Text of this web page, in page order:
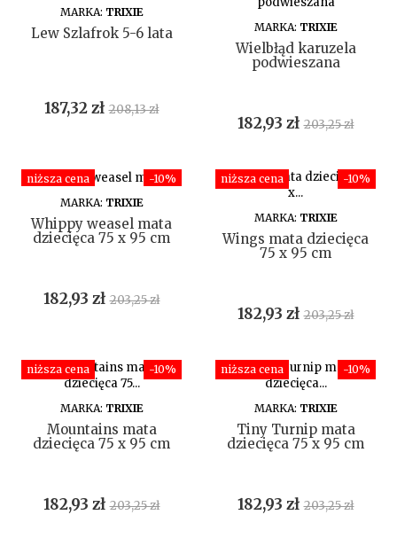
DO KOSZYKA
MARKA: TRIXIE
Lew Szlafrok 5-6 lata
Cena
187,32 zł Cena
208,13 zł
DO KOSZYKA
MARKA: TRIXIE
Wielbłąd karuzela
podwieszana
Cena
182,93 zł Cena
203,25 zł
-10%
niższa cena
DO KOSZYKA
MARKA: TRIXIE
Whippy weasel mata
dziecięca 75 x 95 cm
Cena
182,93 zł Cena
203,25 zł
-10%
niższa cena
DO KOSZYKA
MARKA: TRIXIE
Wings mata dziecięca
75 x 95 cm
Cena
182,93 zł Cena
203,25 zł
-10%
niższa cena
DO KOSZYKA
MARKA: TRIXIE
Mountains mata
dziecięca 75 x 95 cm
Cena
182,93 zł Cena
203,25 zł
-10%
niższa cena
DO KOSZYKA
MARKA: TRIXIE
Tiny Turnip mata
dziecięca 75 x 95 cm
Cena
182,93 zł Cena
203,25 zł